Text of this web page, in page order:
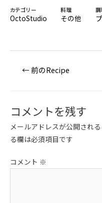
カテゴリー
OctoStudio
料理
その他
調
ゲ
ー
シ
ン
← 前のRecipe
コメントを残す
メールアドレスが公開される
る欄は必須項目です
コメント ※